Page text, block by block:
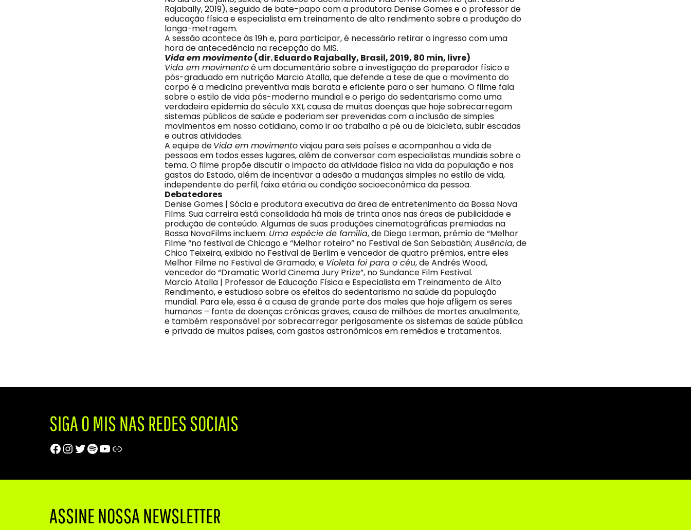
Rajabally, 2019), seguido de bate-papo com a produtora Denise Gomes e o professor de
educação física e especialista em treinamento de alto rendimento sobre a produção do
longa-metragem.
A sessão acontece às 19h e, para participar, é necessário retirar o ingresso com uma
hora de antecedência na recepção do MIS.
Vida em movimento(dir. Eduardo Rajabally, Brasil, 2019, 80 min, livre)
Vida em movimentoé um documentário sobre a investigação do preparador físico e
pós-graduado em nutrição Marcio Atalla, que defende a tese de que o movimento do
corpo é a medicina preventiva mais barata e eficiente para o ser humano. O filme fala
sobre o estilo de vida pós-moderno mundial e o perigo do sedentarismo como uma
verdadeira epidemia do século XXI, causa de muitas doenças que hoje sobrecarregam
sistemas públicos de saúde e poderiam ser prevenidas com a inclusão de simples
movimentos em nosso cotidiano, como ir ao trabalho a pé ou de bicicleta, subir escadas
e outras atividades.
A equipe deVida em movimentoviajou para seis países e acompanhou a vida de
pessoas em todos esses lugares, além de conversar com especialistas mundiais sobre o
tema. O filme propõe discutir o impacto da atividade física na vida da população e nos
gastos do Estado, além de incentivar a adesão a mudanças simples no estilo de vida,
independente do perfil, faixa etária ou condição socioeconômica da pessoa.
Debatedores
Denise Gomes | Sócia e produtora executiva da área de entretenimento da Bossa Nova
Films. Sua carreira está consolidada há mais de trinta anos nas áreas de publicidade e
produção de conteúdo. Algumas de suas produções cinematográficas premiadas na
Bossa NovaFilms incluem: Uma espécie de família, de Diego Lerman, prêmio de “Melhor
Filme “no festival de Chicago e “Melhor roteiro” no Festival de San Sebastián; Ausência, de
Chico Teixeira, exibido no Festival de Berlim e vencedor de quatro prêmios, entre eles
Melhor Filme no Festival de Gramado; e Violeta foi para o céu, de Andrés Wood,
vencedor do “Dramatic World Cinema Jury Prize”, no Sundance Film Festival.
Marcio Atalla | Professor de Educação Física e Especialista em Treinamento de Alto
Rendimento, e estudioso sobre os efeitos do sedentarismo na saúde da população
mundial. Para ele, essa é a causa de grande parte dos males que hoje afligem os seres
humanos – fonte de doenças crônicas graves, causa de milhões de mortes anualmente,
e também responsável por sobrecarregar perigosamente os sistemas de saúde pública
e privada de muitos países, com gastos astronômicos em remédios e tratamentos.
SIGA O MIS NAS REDES SOCIAIS
Facebook
Instagram
Twitter
Spotify
Youtube
Trip Advisor
ASSINE NOSSA NEWSLETTER